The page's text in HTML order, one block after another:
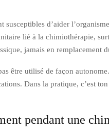
susceptibles d’aider
lié à la chimiothérapie,
jamais en remplacement
être utilisé de façon
Dans la pratique, c’est
pendant une